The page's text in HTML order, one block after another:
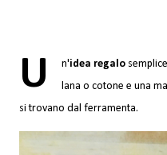
U n'idea regalo
lana o cotone e una
si trovano dal ferramenta.